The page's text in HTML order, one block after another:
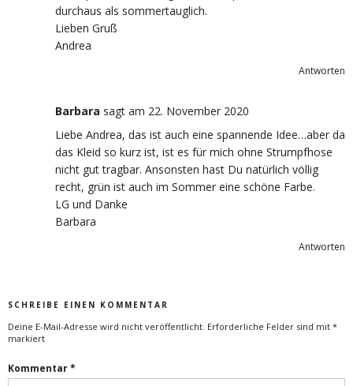
durchaus als sommertauglich.
Lieben Gruß
Andrea
Antworten
Barbara sagt am 22. November 2020
Liebe Andrea, das ist auch eine spannende Idee…aber da
das Kleid so kurz ist, ist es für mich ohne Strumpfhose
nicht gut tragbar. Ansonsten hast Du natürlich völlig
recht, grün ist auch im Sommer eine schöne Farbe.
LG und Danke
Barbara
Antworten
SCHREIBE EINEN KOMMENTAR
Deine E-Mail-Adresse wird nicht veröffentlicht. Erforderliche Felder sind mit *
markiert
Kommentar*